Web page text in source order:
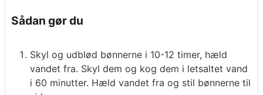
Sådan gør du
Skyl og udblød bønnerne i 10-12 timer, hæld
vandet fra. Skyl dem og kog dem i letsaltet vand
i 60 minutter. Hæld vandet fra og stil bønnerne til